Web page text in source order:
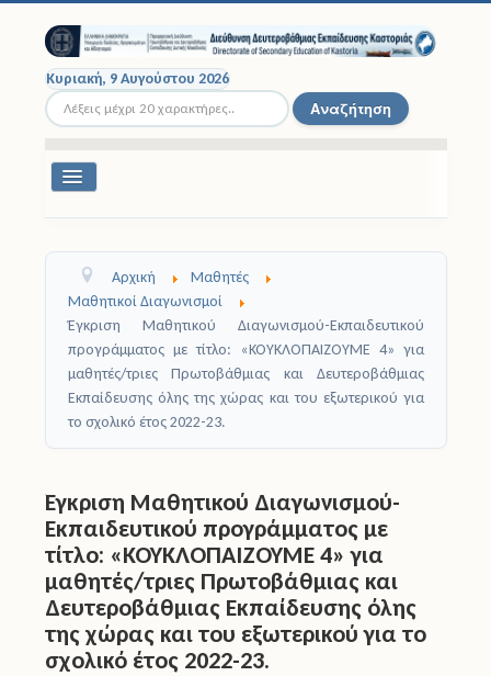
Κυριακή, 9 Αυγούστου 2026
Αναζήτηση... Αναζήτηση
Εναλλαγή
Σχολικές Μονάδες
Εκπαιδευτικοί
Μαθητές
Άδειες
Έντυπα
Πολιτική Προστασία
Αρχική
Μαθητές
Μαθητικοί Διαγωνισμοί
Έγκριση Μαθητικού Διαγωνισμού-Εκπαιδευτικού
προγράμματος με τίτλο: «ΚΟΥΚΛΟΠΑΙΖΟΥΜΕ 4» για
μαθητές/τριες Πρωτοβάθμιας και Δευτεροβάθμιας
Εκπαίδευσης όλης της χώρας και του εξωτερικού για
το σχολικό έτος 2022-23.
Έγκριση Μαθητικού Διαγωνισμού-
Εκπαιδευτικού προγράμματος με
τίτλο: «ΚΟΥΚΛΟΠΑΙΖΟΥΜΕ 4» για
μαθητές/τριες Πρωτοβάθμιας και
Δευτεροβάθμιας Εκπαίδευσης όλης
της χώρας και του εξωτερικού για το
σχολικό έτος 2022-23.